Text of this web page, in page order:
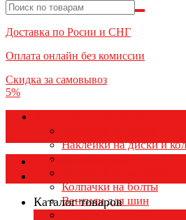
Доставка по Росии и СНГ
Оплата онлайн без комиссии
Скидка за самовывоз
5%
Наклейки на диски и
Колпаки на колеса
Колпачки на болты
Вентили для шин
Каталог товаров
Каталог товаров